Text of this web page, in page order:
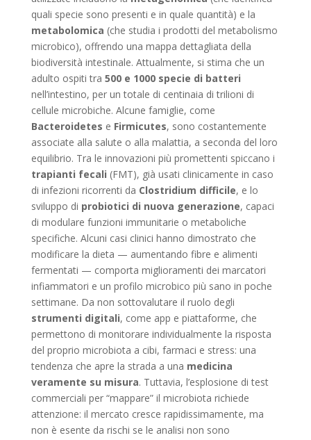
quali specie sono presenti e in quale quantità) e la
metabolomica (che studia i prodotti del metabolismo
microbico), offrendo una mappa dettagliata della
biodiversità intestinale. Attualmente, si stima che un
adulto ospiti tra 500 e 1000 specie di batteri
nell’intestino, per un totale di centinaia di trilioni di
cellule microbiche. Alcune famiglie, come
Bacteroidetes e Firmicutes, sono costantemente
associate alla salute o alla malattia, a seconda del loro
equilibrio. Tra le innovazioni più promettenti spiccano i
trapianti fecali (FMT), già usati clinicamente in caso
di infezioni ricorrenti da Clostridium difficile, e lo
sviluppo di probiotici di nuova generazione, capaci
di modulare funzioni immunitarie o metaboliche
specifiche. Alcuni casi clinici hanno dimostrato che
modificare la dieta — aumentando fibre e alimenti
fermentati — comporta miglioramenti dei marcatori
infiammatori e un profilo microbico più sano in poche
settimane. Da non sottovalutare il ruolo degli
strumenti digitali, come app e piattaforme, che
permettono di monitorare individualmente la risposta
del proprio microbiota a cibi, farmaci e stress: una
tendenza che apre la strada a una medicina
veramente su misura. Tuttavia, l’esplosione di test
commerciali per “mappare” il microbiota richiede
attenzione: il mercato cresce rapidissimamente, ma
non è esente da rischi se le analisi non sono